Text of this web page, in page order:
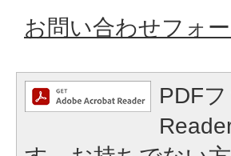
お問い合わせフォ
PDF